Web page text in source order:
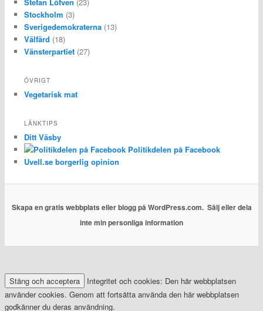
Stockholm (3)
Sverigedemokraterna(13)
Välfärd (18)
Vänsterpartiet(27)
ÖVRIGT
Vegetarisk mat
LÄNKTIPS
Ditt Väsby
Politikdelen på Facebook
Uvell.se borgerlig opinion
Skapa en gratis webbplats eller blogg på WordPress.com. Sälj eller dela
inte min personliga information
Integritet och cookies: Den här webbplatsen
använder cookies. Genom att fortsätta använda den här webbplatsen
godkänner du deras användning.